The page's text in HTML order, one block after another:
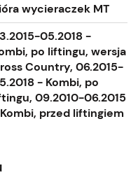
wycieraczek MT
05.2018 -
po liftingu, wersja
Country, 06.2015-
- Kombi, po
09.2010-06.2015
przed liftingiem